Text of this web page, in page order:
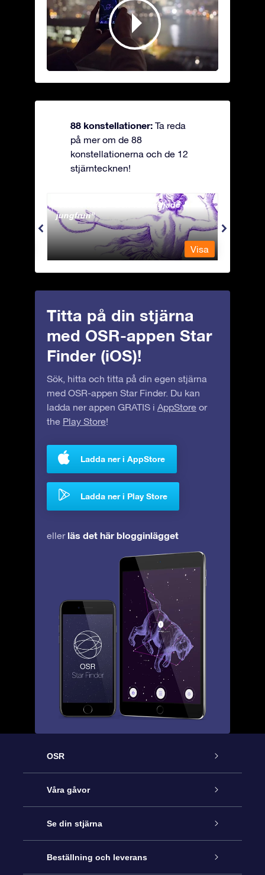
88 konstellationer: Ta reda
på mer om de 88
konstellationerna och de 12
stjärntecknen!
Andromeda - Den fastkedjade
jungfrun
Visa
Titta på din stjärna
med OSR-appen Star
Finder (iOS)!
Sök, hitta och titta på din egen stjärna
med OSR-appen Star Finder. Du kan
ladda ner appen GRATIS i AppStore or
the Play Store!
Ladda ner i AppStore
Ladda ner i Play Store
eller läs det här blogginlägget
OSR
Kundtjänst
Kontakta oss
Blogg
Våra gåvor
Online-Stjärngåva
OSR Gåvopaket
Se din stjärna
Stjärnregiste
Beställning och leverans